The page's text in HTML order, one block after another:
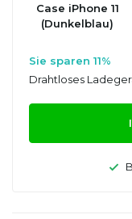
Case iPhone 11
(Dunkelblau)
Sie sparen 11%
Drahtloses